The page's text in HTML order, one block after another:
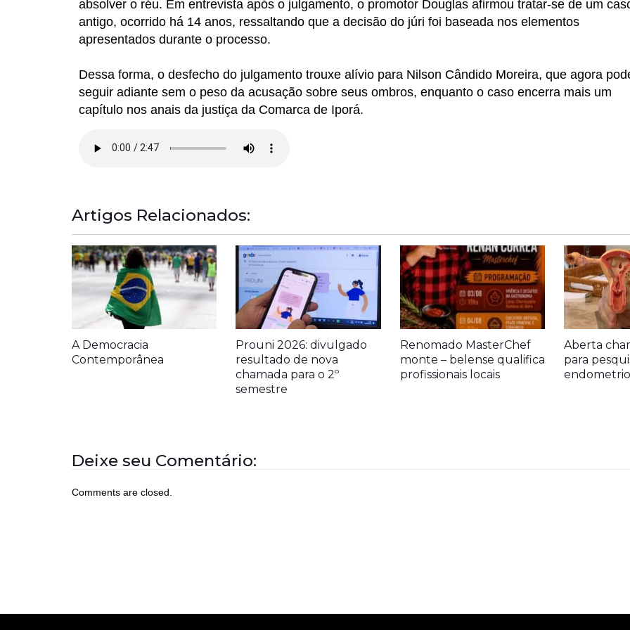
absolver o réu. Em entrevista após o julgamento, o promotor Douglas afirmou tratar-se de um
antigo, ocorrido há 14 anos, ressaltando que a decisão do júri foi baseada nos elementos
apresentados durante o processo.
Dessa forma, o desfecho do julgamento trouxe alívio para Nilson Cândido Moreira, que agora
seguir adiante sem o peso da acusação sobre seus ombros, enquanto o caso encerra mais um
capítulo nos anais da justiça da Comarca de Iporá.
Artigos Relacionados:
A Democracia
Contemporânea
Prouni 2026: divulgado
resultado de nova
chamada para o 2º
semestre
Renomado MasterChef
monte – belense qualifica
profissionais locais
Aberta
para
Deixe seu Comentário:
Comments are closed.